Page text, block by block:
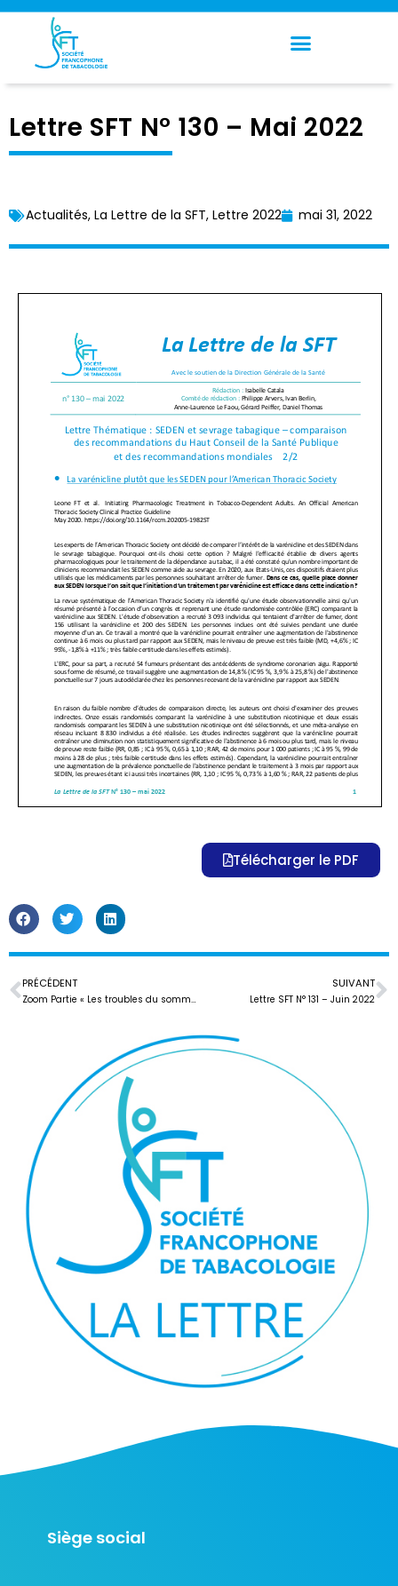
Panneau de gestion des cookies
Lettre SFT N° 130 – Mai 2022
Actualités, La Lettre de la SFT, Lettre 2022 mai 31, 2022
Télécharger le PDF
PRÉCÉDENT
Zoom Partie « Les troubles du sommeil au cours du sevrage tabac »
SUIVANT
Lettre SFT N° 131 – Juin 2022
Siège social